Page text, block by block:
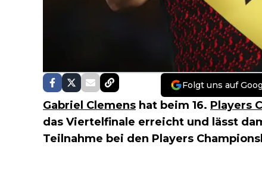
Folgt uns auf
Gabriel Clemens hat beim 16. Players
das Viertelfinale erreicht und lässt
Teilnahme bei den Players